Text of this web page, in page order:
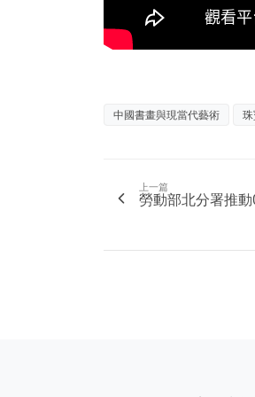
中國書畫與現當代藝術
上一篇
勞動部北分署推